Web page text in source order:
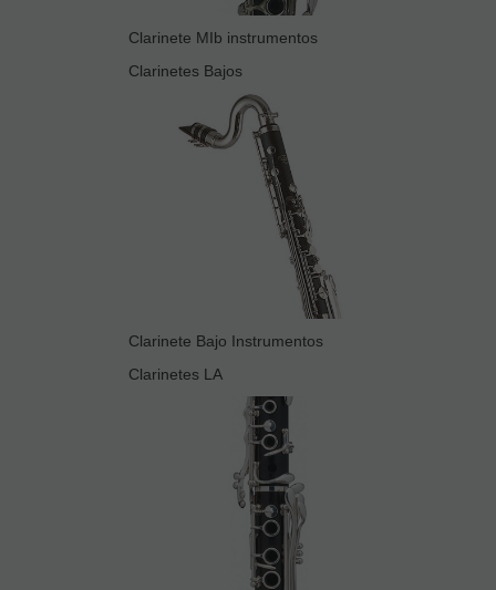
Clarinete MIb instrumentos
Clarinetes Bajos
Clarinete Bajo Instrumentos
Clarinetes LA